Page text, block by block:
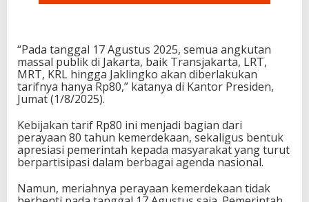
“Pada tanggal 17 Agustus 2025, semua angkutan
massal publik di Jakarta, baik Transjakarta, LRT,
MRT, KRL hingga Jaklingko akan diberlakukan
tarifnya hanya Rp80,” katanya di Kantor Presiden,
Jumat (1/8/2025).
Kebijakan tarif Rp80 ini menjadi bagian dari
perayaan 80 tahun kemerdekaan, sekaligus bentuk
apresiasi pemerintah kepada masyarakat yang turut
berpartisipasi dalam berbagai agenda nasional.
Namun, meriahnya perayaan kemerdekaan tidak